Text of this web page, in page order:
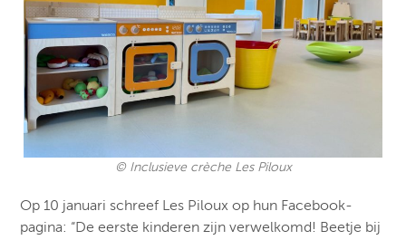
© Inclusieve crèche Les Piloux
Op 10 januari schreef Les Piloux op hun Facebook-
pagina: “De eerste kinderen zijn verwelkomd! Beetje bij